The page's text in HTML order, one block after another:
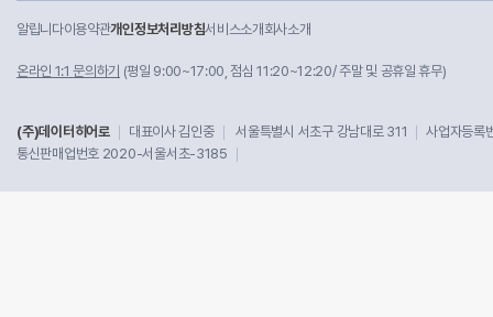
알립니다이용약관개인정보처리방침서비스소개 회사소개
온라인 1:1 문의하기 (평일 9:00~17:00, 점심 11:20~12:20/ 주말 및 공휴일 휴무)
(주)데이터히어로 대표이사 김인중 서울특별시 서초구 강남대로 311
사업자등
통신판매업번호 2020-서울서초-3185